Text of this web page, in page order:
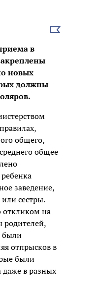
Выбрать
в
новых
должны
общего,
общее
заведение,
или сестры.
откликом на
родителей,
были
отпрысков в
были
в разных